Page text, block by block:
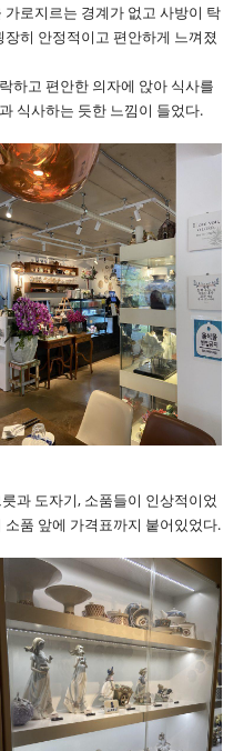
로지르는 경계가 없고 사방이 탁
히 안정적이고 편안하게 느껴졌
하고 편안한 의자에 앉아 식사를
식사하는 듯한 느낌이 들었다.
과 도자기, 소품들이 인상적이었
품 앞에 가격표까지 붙어있었다.